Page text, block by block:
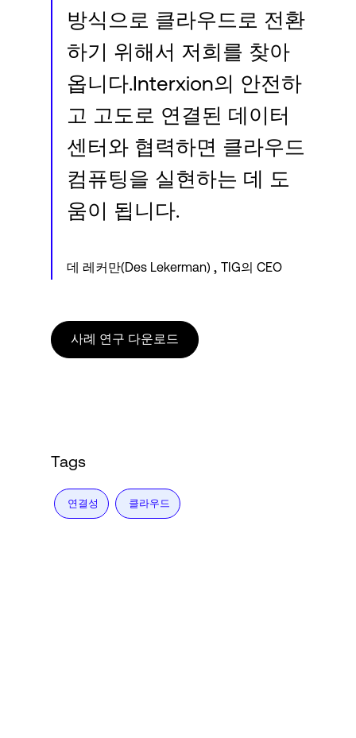
방식으로 클라우드로 전환
하기 위해서 저희를 찾아
옵니다.Interxion의 안전하
고 고도로 연결된 데이터
센터와 협력하면 클라우드
컴퓨팅을 실현하는 데 도
움이 됩니다.
데 레커만(Des Lekerman) , TIG의 CEO
사례 연구 다운로드
Tags
연결성 클라우드